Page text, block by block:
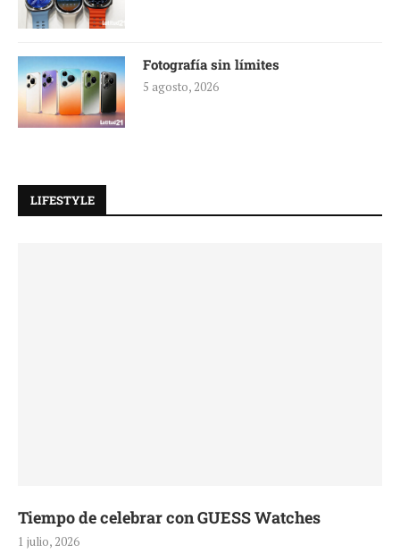
Fotografía sin límites
5 agosto, 2026
LIFESTYLE
Tiempo de celebrar con GUESS Watches
1 julio, 2026